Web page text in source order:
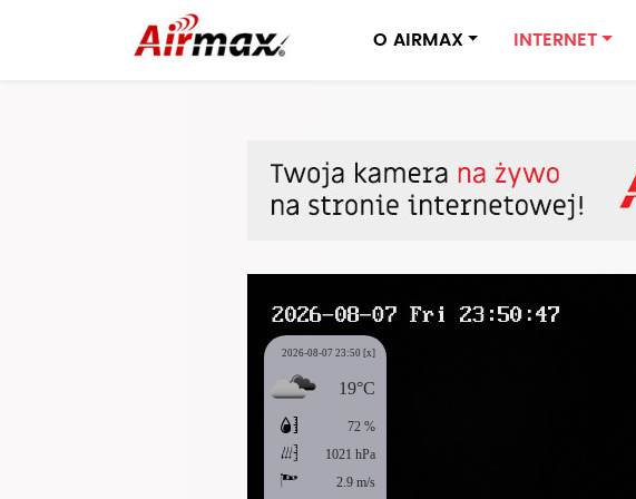
O AIRMAX INTERNET
2026-08-07 23:50 [x]
19°C
72 %
1021 hPa
2.9 m/s